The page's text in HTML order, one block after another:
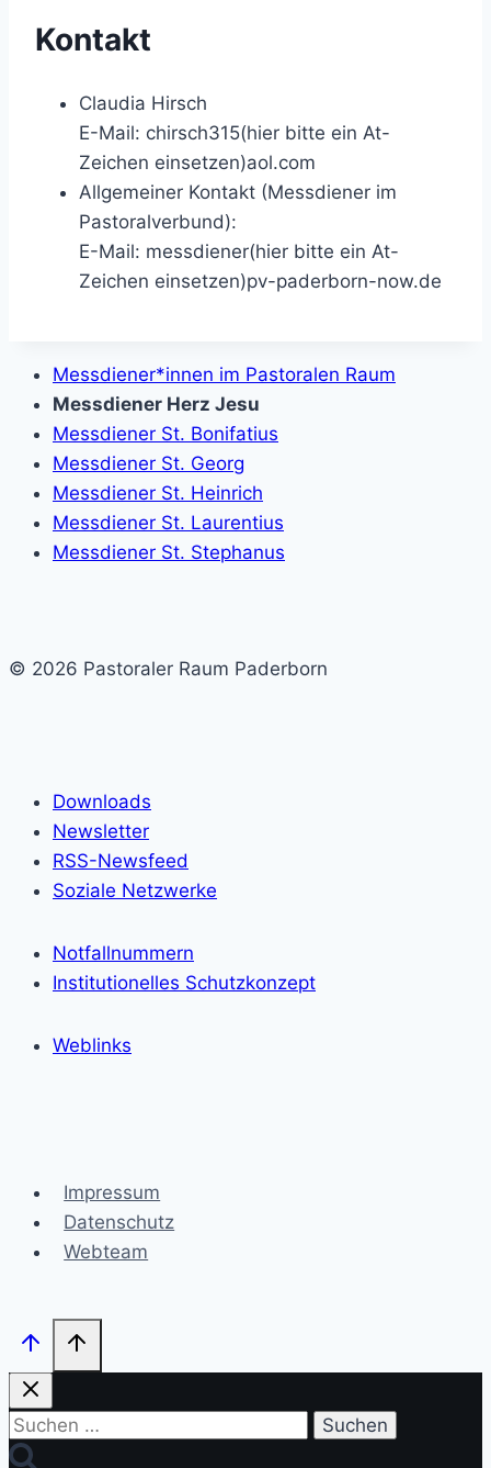
Kontakt
Claudia Hirsch
E-Mail: chirsch315(hier bitte ein At-
Zeichen einsetzen)aol.com
Allgemeiner Kontakt (Messdiener im
Pastoralverbund):
E-Mail: messdiener(hier bitte ein At-
Zeichen einsetzen)pv-paderborn-now.de
Messdiener*innen im Pastoralen Raum
Messdiener Herz Jesu
Messdiener St. Bonifatius
Messdiener St. Georg
Messdiener St. Heinrich
Messdiener St. Laurentius
Messdiener St. Stephanus
© 2026 Pastoraler Raum Paderborn
Downloads
Newsletter
RSS-Newsfeed
Soziale Netzwerke
Notfallnummern
Institutionelles Schutzkonzept
Weblinks
Impressum
Datenschutz
Webteam
Suchen
nach: